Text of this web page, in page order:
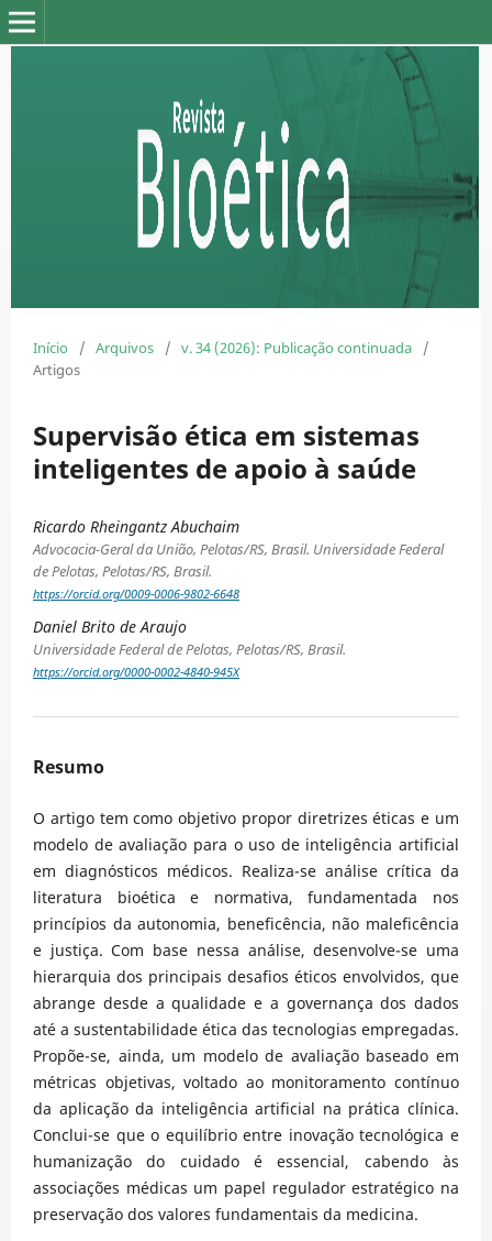
Início / Arquivos / v. 34 (2026): Publicação continuada
/
Artigos
Supervisão ética em sistemas
inteligentes de apoio à saúde
Ricardo Rheingantz Abuchaim
Advocacia-Geral da União, Pelotas/RS, Brasil. Universidade Federal
de Pelotas, Pelotas/RS, Brasil.
https://orcid.org/0009-0006-9802-6648
Daniel Brito de Araujo
Universidade Federal de Pelotas, Pelotas/RS, Brasil.
https://orcid.org/0000-0002-4840-945X
Resumo
O artigo tem como objetivo propor diretrizes éticas e um
modelo de avaliação para o uso de inteligência artificial
em diagnósticos médicos. Realiza-se análise crítica da
literatura bioética e normativa, fundamentada nos
princípios da autonomia, beneficência, não maleficência
e justiça. Com base nessa análise, desenvolve-se uma
hierarquia dos principais desafios éticos envolvidos, que
abrange desde a qualidade e a governança dos dados
até a sustentabilidade ética das tecnologias empregadas.
Propõe-se, ainda, um modelo de avaliação baseado em
métricas objetivas, voltado ao monitoramento contínuo
da aplicação da inteligência artificial na prática clínica.
Conclui-se que o equilíbrio entre inovação tecnológica e
humanização do cuidado é essencial, cabendo às
associações médicas um papel regulador estratégico na
preservação dos valores fundamentais da medicina.